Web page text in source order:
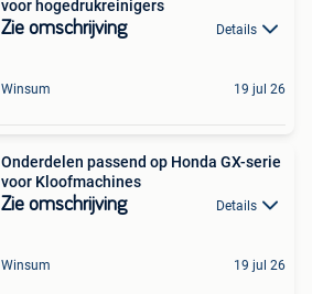
voor hogedrukreinigers
Zie omschrijving Details
Winsum 19 jul 26
Onderdelen passend op Honda GX-serie
voor Kloofmachines
Zie omschrijving Details
Winsum 19 jul 26